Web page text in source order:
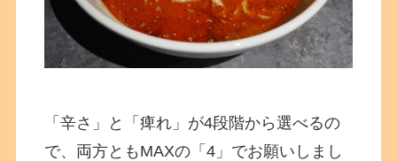
「辛さ」と「痺れ」が4段階から選べるの
で、両方ともMAXの「4」でお願いしまし